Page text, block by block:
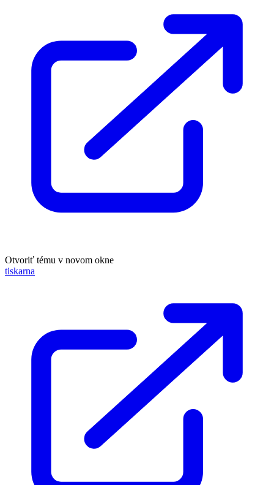
Otvoriť tému v novom okne
tiskarna